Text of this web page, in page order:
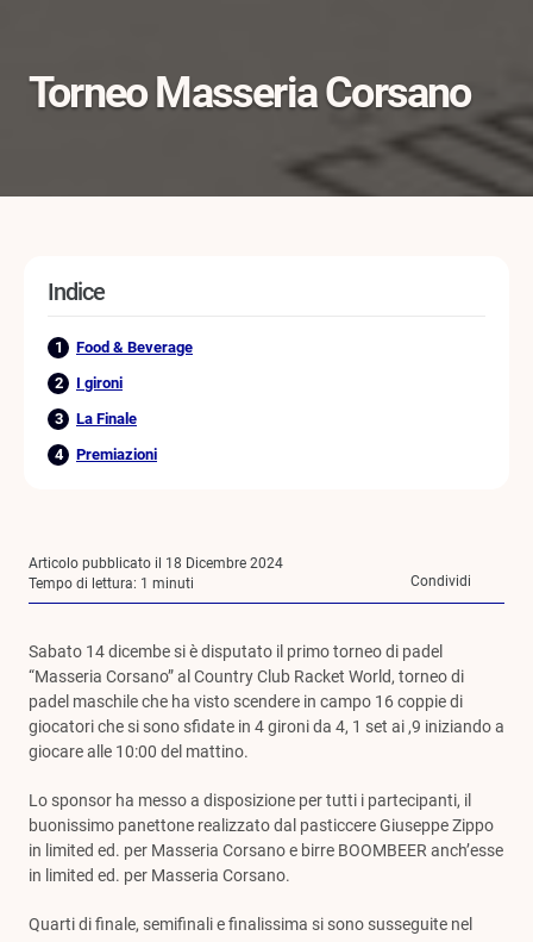
Torneo Masseria Corsano
Indice
Food & Beverage
I gironi
La Finale
Premiazioni
Articolo pubblicato il 18 Dicembre 2024
Tempo di lettura: 1 minuti Condividi
Sabato 14 dicembe si è disputato il primo torneo di padel
“Masseria Corsano” al Country Club Racket World, torneo di
padel maschile che ha visto scendere in campo 16 coppie di
giocatori che si sono sfidate in 4 gironi da 4, 1 set ai ,9 iniziando a
giocare alle 10:00 del mattino.
Lo sponsor ha messo a disposizione per tutti i partecipanti, il
buonissimo panettone realizzato dal pasticcere Giuseppe Zippo
in limited ed. per Masseria Corsano e birre BOOMBEER anch’esse
in limited ed. per Masseria Corsano.
Quarti di finale, semifinali e finalissima si sono susseguite nel